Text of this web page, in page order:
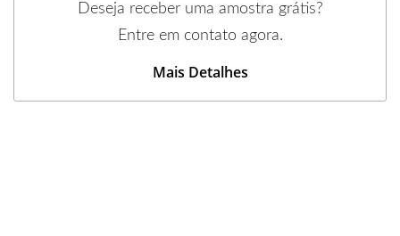
Deseja receber uma amostra grátis?
Entre em contato agora.
Mais Detalhes